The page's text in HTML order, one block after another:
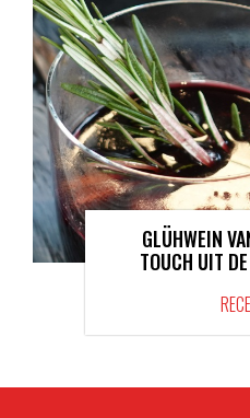
GLÜHWEIN
TOUCH UIT